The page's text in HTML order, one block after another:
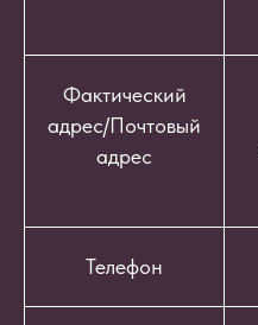
Фактический
адрес/Почтовый
адрес
Телефон